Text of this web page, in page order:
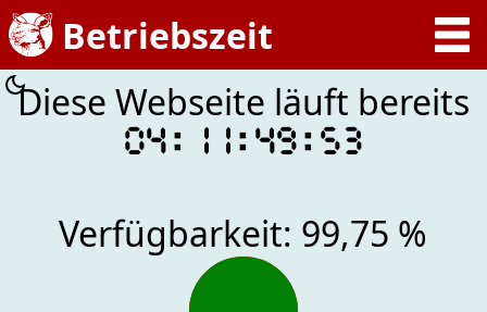
Diese Webseite läuft bereits
04:11:49:53
Verfügbarkeit: 99,75 %